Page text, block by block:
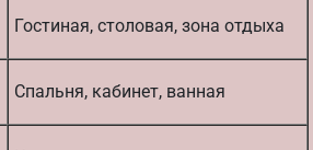
Гостиная, столовая, зона отдыха
Спальня, кабинет, ванная